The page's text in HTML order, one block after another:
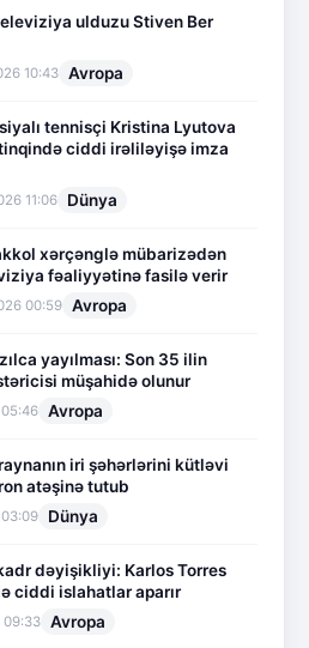
televiziya ulduzu Stiven Ber
10:43 Avropa
tennisçi Kristina Lyutova
ciddi irəliləyişə imza
11:06 Dünya
xərçənglə mübarizədən
fəaliyyətinə fasilə verir
00:59 Avropa
yayılması: Son 35 ilin
müşahidə olunur
Avropa
iri şəhərlərini kütləvi
atəşinə tutub
Dünya
dəyişikliyi: Karlos Torres
ciddi islahatlar aparır
09:33 Avropa